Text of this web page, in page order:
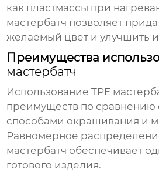
как пластмассы при
мастербатч позволяет
желаемый цвет и улучшить
Преимущества
мастербатч
ИспользованиеTPE
преимуществ по сравнению
способами окрашивания и
Равномерное
мастербатч обеспечивает
готового изделия.